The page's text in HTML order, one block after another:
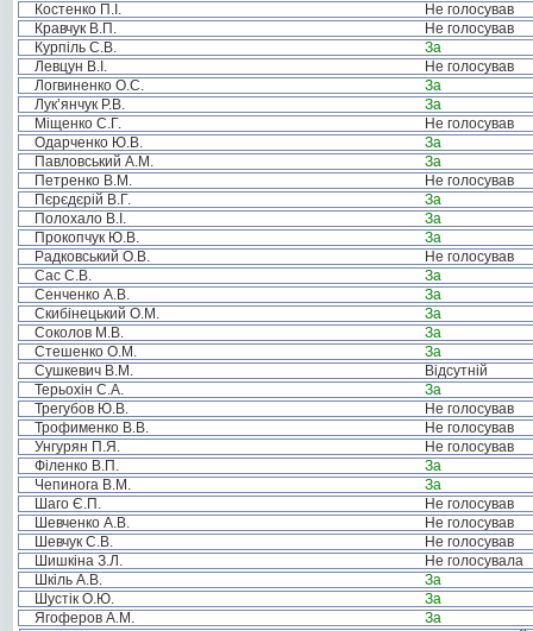
Костенко П.І.
Не голосував
Кравчук В.П.
Не голосував
Курпіль С.В.
За
Левцун В.І.
Не голосував
Логвиненко О.С.
За
Лук’янчук Р.В.
За
Міщенко С.Г.
Не голосував
Одарченко Ю.В.
За
Павловський А.М.
За
Петренко В.М.
Не голосував
Пєрєдєрій В.Г.
За
Полохало В.І.
За
Прокопчук Ю.В.
За
Радковський О.В.
Не голосував
Сас С.В.
За
Сенченко А.В.
За
Скибінецький О.М.
За
Соколов М.В.
За
Стешенко О.М.
За
Сушкевич В.М.
Відсутній
Терьохін С.А.
За
Трегубов Ю.В.
Не голосував
Трофименко В.В.
Не голосував
Унгурян П.Я.
Не голосував
Філенко В.П.
За
Чепинога В.М.
За
Шаго Є.П.
Не голосував
Шевченко А.В.
Не голосував
Шевчук С.В.
Не голосував
Шишкіна З.Л.
Не голосувала
Шкіль А.В.
За
Шустік О.Ю.
За
Ягоферов А.М.
За